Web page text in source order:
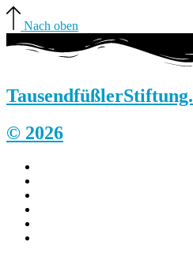
Nach oben
TausendfüßlerStiftung.
© 2026